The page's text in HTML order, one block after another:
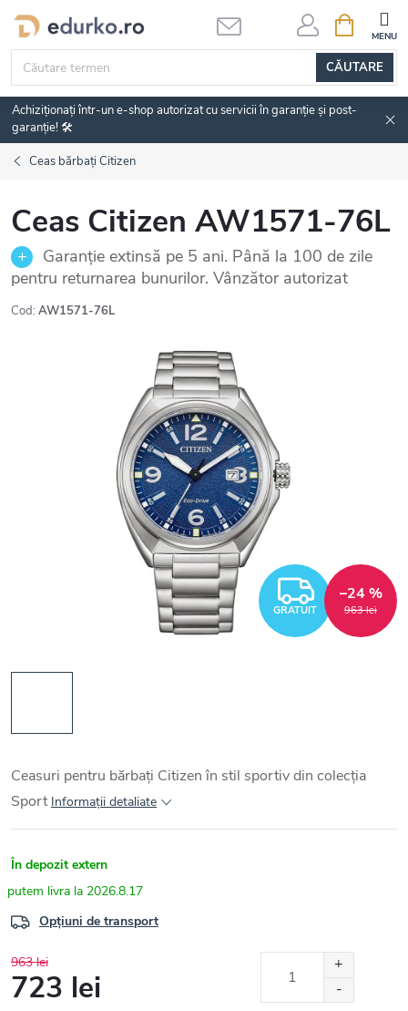
Treci
conținut
CĂUTARE
DE
Achiziționați într-un e-shop autorizat cu servicii în garanție și post-
garanție! 🛠️
Ceas bărbați Citizen
Ceas Citizen AW1571-76L
Garanție extinsă pe 5 ani. Până la 100 de zile
pentru returnarea bunurilor. Vânzător autorizat
Cod: AW1571-76L
GRATUIT 963 lei
–24 %
Ceasuri pentru bărbați Citizen în stil sportiv din colecția
Sport Informaţii detaliate
În depozit extern
2026.8.17
Opțiuni de transport
963 lei
723 lei